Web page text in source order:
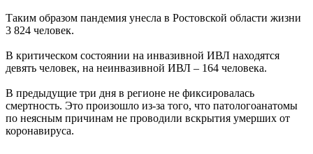
Таким образом пандемия унесла в Ростовской области жизни
3 824 человек.
В критическом состоянии на инвазивной ИВЛ находятся
девять человек, на неинвазивной ИВЛ – 164 человека.
В предыдущие три дня в регионе не фиксировалась
смертность. Это произошло из-за того, что патологоанатомы
по неясным причинам не проводили вскрытия умерших от
коронавируса.